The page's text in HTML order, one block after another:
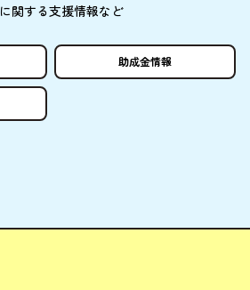
に関する支援情報など
助成金情報